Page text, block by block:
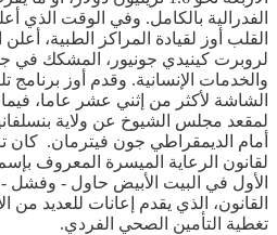
الفدرالية بالكامل. وفي الوقت الذي
القلب أوز لقيادة المراكز الطبية،
لروبرت كينيدي جونيور، المشكك في
والخدمات الإنسانية. وقدم أوز
الشاشة لأكثر من إثني عشر عاما،
أمام الديمقراطي جون فيترمان. كان
لقانون الرعاية الميسرة المعروف
الأول في البيت الأبيض حاول - وفشل -
القانون، الذي يقدم إعانات للعديد
تغطية التأمين الصحي الفردي.